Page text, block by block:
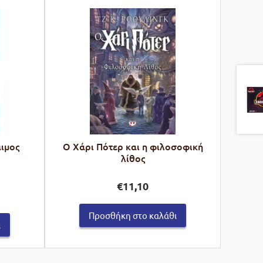
Ο Χάρι Πότερ και η φιλοσοφική
λίθος
€11,10
Προσθήκη στο καλάθι